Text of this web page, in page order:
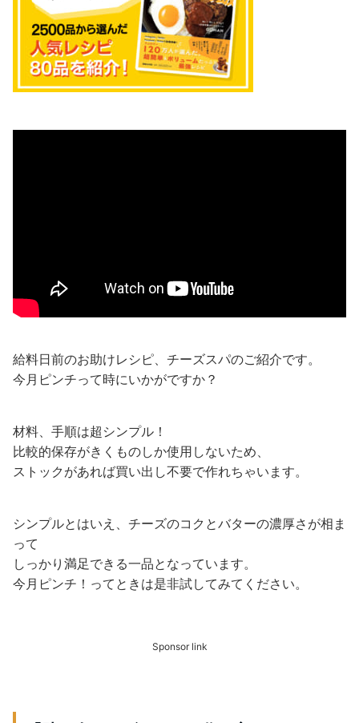
給料日前のお助けレシピ、チーズスパのご紹介です。
今月ピンチって時にいかがですか？
材料、手順は超シンプル！
比較的保存がきくものしか使用しないため、
ストックがあれば買い出し不要で作れちゃいます。
シンプルとはいえ、チーズのコクとバターの濃厚さが相ま
って
しっかり満足できる一品となっています。
今月ピンチ！ってときは是非試してみてください。
Sponsor link